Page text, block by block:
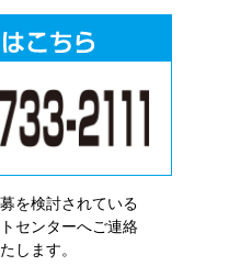
を検討されている
センターへご連絡
します。